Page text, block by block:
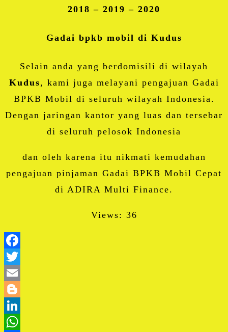
2018 – 2019 – 2020
Gadai bpkb mobil di Kudus
Selain anda yang berdomisili di wilayah
Kudus, kami juga melayani pengajuan Gadai
BPKB Mobil di seluruh wilayah Indonesia.
Dengan jaringan kantor yang luas dan tersebar
di seluruh pelosok Indonesia
dan oleh karena itu nikmati kemudahan
pengajuan pinjaman Gadai BPKB Mobil Cepat
di ADIRA Multi Finance.
Views: 36